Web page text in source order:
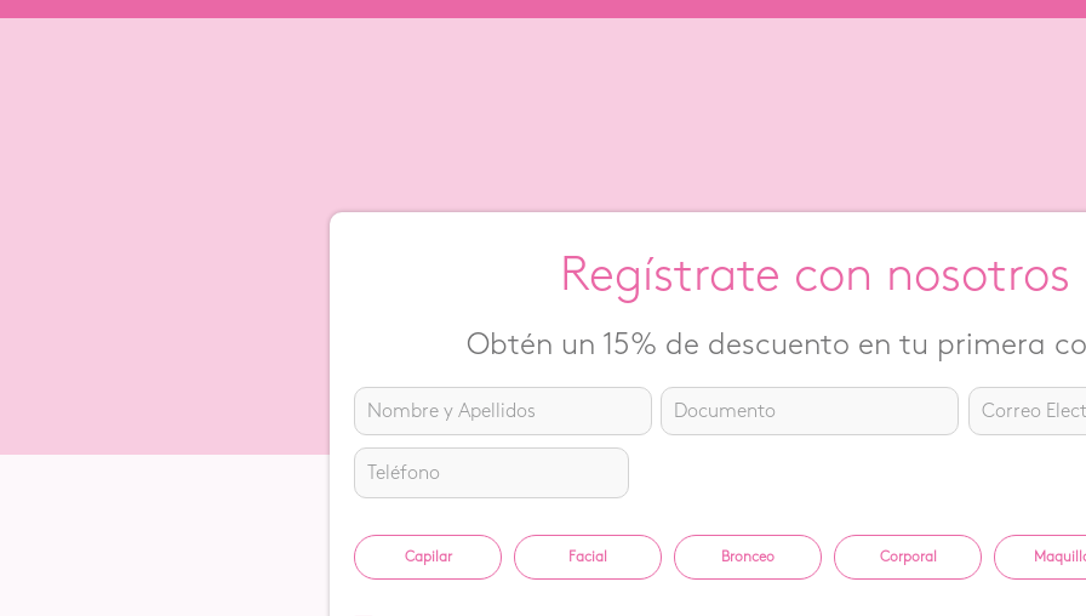
Regístrate con nosotros
Obtén un 15% de descuento en tu primera
Capilar Facial Bronceo Corporal